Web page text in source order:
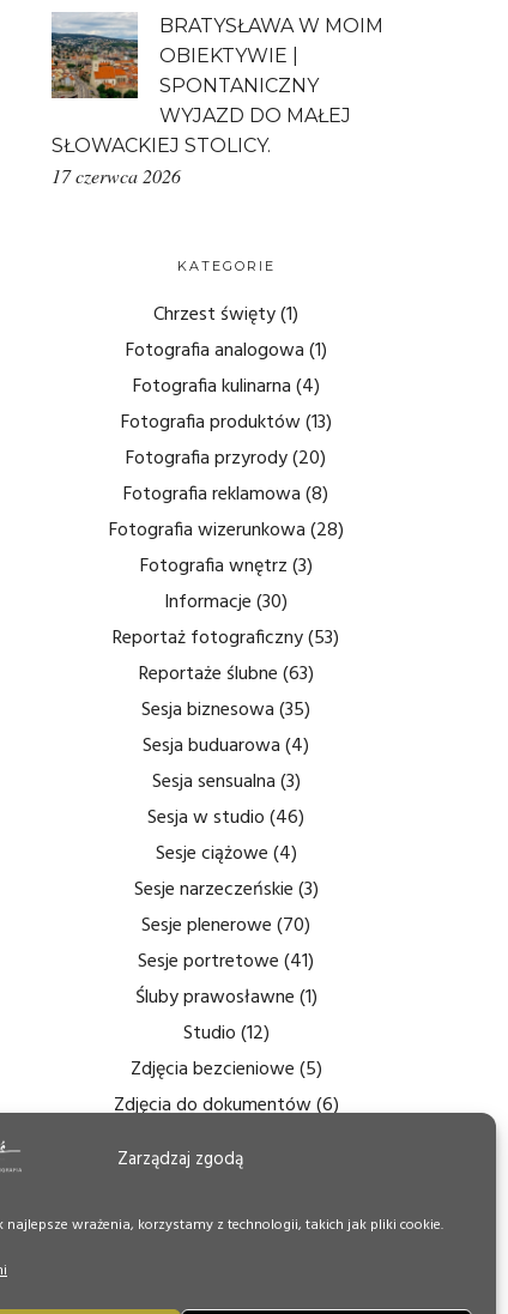
Zarządzaj zgodą
wrażenia, korzystamy z technologii, takich jak pliki cookie.
BRATYSŁAWA W MOIM
OBIEKTYWIE |
SPONTANICZNY
WYJAZD DO MAŁEJ
SŁOWACKIEJ STOLICY.
17 czerwca 2026
KATEGORIE
Chrzest święty(1)
Fotografia analogowa(1)
Fotografia kulinarna(4)
Fotografia produktów(13)
Fotografia przyrody(20)
Fotografia reklamowa(8)
Fotografia wizerunkowa(28)
Fotografia wnętrz(3)
Informacje(30)
Reportaż fotograficzny(53)
Reportaże ślubne(63)
Sesja biznesowa(35)
Sesja buduarowa(4)
Sesja sensualna(3)
Sesja w studio(46)
Sesje ciążowe(4)
Sesje narzeczeńskie(3)
Sesje plenerowe(70)
Sesje portretowe(41)
Śluby prawosławne(1)
Studio(12)
Zdjęcia bezcieniowe(5)
Zdjęcia do dokumentów(6)
Zdjęcia tęczówki
Zdjęcia wnętrz(6)